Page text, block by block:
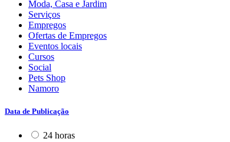
Moda, Casa e Jardim
Serviços
Empregos
Ofertas de Empregos
Eventos locais
Cursos
Social
Pets Shop
Namoro
Data de Publicação
24 horas